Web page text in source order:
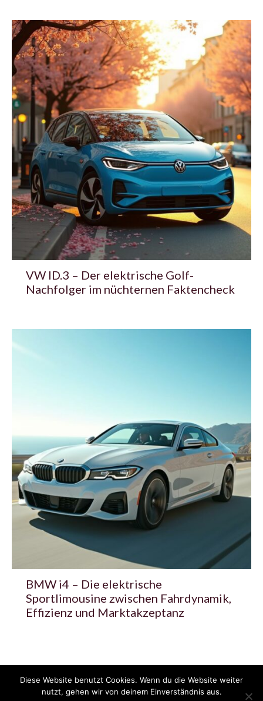
VW ID.3 – Der elektrische Golf-
Nachfolger im nüchternen Faktencheck
BMW i4 – Die elektrische
Sportlimousine zwischen Fahrdynamik,
Effizienz und Marktakzeptanz
© 2020 - 2025 Copyright - KFZzeitung.com
Diese Website benutzt Cookies. Wenn du die Website weiter
nutzt, gehen wir von deinem Einverständnis aus.